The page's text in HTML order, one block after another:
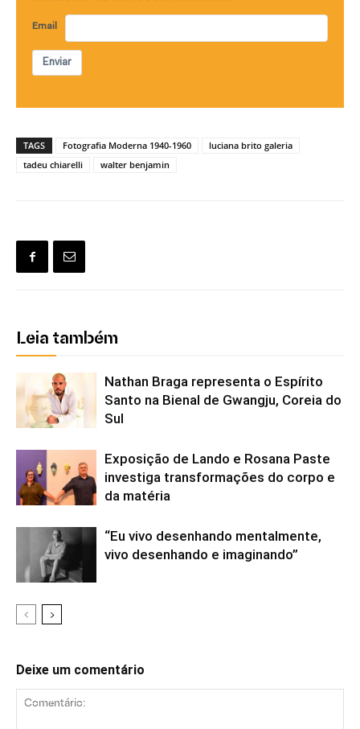
Email
Enviar
TAGS Fotografia Moderna 1940-1960
luciana brito galeria
tadeu chiarelli
walter benjamin
Leia também
Nathan Braga representa o Espírito
Santo na Bienal de Gwangju, Coreia do
Sul
Exposição de Lando e Rosana Paste
investiga transformações do corpo e
da matéria
“Eu vivo desenhando mentalmente,
vivo desenhando e imaginando”
Deixe um comentário